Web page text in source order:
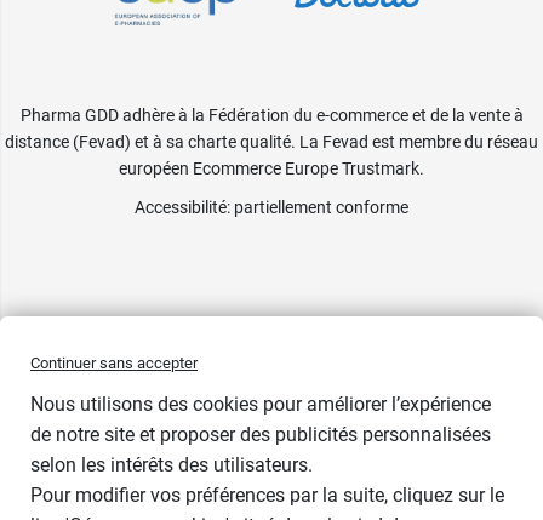
Pharma GDD adhère à la Fédération du e-commerce et de la vente à
distance (Fevad) et à sa charte qualité. La Fevad est membre du réseau
européen Ecommerce Europe Trustmark.
Accessibilité: partiellement conforme
Continuer sans accepter
Nous utilisons des cookies pour améliorer l’expérience
de notre site et proposer des publicités personnalisées
selon les intérêts des utilisateurs.
Pour modifier vos préférences par la suite, cliquez sur le